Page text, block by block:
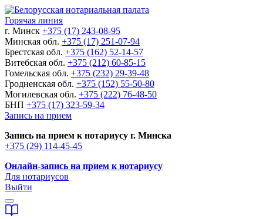
Горячая линия
г. Минск +375 (17) 243-08-95
Минская обл. +375 (17) 251-07-94
Брестская обл. +375 (162) 52-14-57
Витебская обл. +375 (212) 60-85-15
Гомельская обл. +375 (232) 29-39-48
Гродненская обл. +375 (152) 55-50-80
Могилевская обл. +375 (222) 76-48-50
БНП +375 (17) 323-59-34
Запись на прием
Запись на прием к нотариусу г. Минска
+375 (29) 114-45-45
Онлайн-запись на прием к нотариусу
Для нотариусов
Выйти